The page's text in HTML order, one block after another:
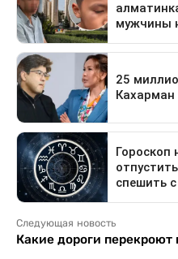
Следующая новость
Какие дороги перекроют